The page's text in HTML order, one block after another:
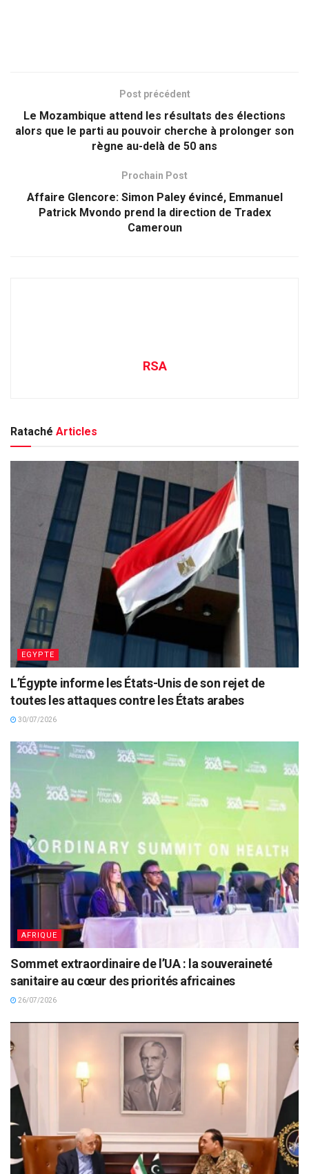
Post précédent
Le Mozambique attend les résultats des élections
alors que le parti au pouvoir cherche à prolonger son
règne au-delà de 50 ans
Prochain Post
Affaire Glencore: Simon Paley évincé, Emmanuel
Patrick Mvondo prend la direction de Tradex
Cameroun
RSA
Rataché Articles
EGYPTE
L’Égypte informe les États-Unis de son rejet de
toutes les attaques contre les États arabes
30/07/2026
AFRIQUE
Sommet extraordinaire de l’UA : la souveraineté
sanitaire au cœur des priorités africaines
26/07/2026